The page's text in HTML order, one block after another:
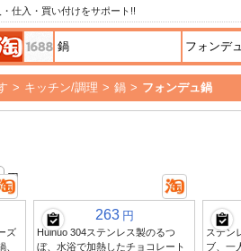
仕入・買い付けをサポート!!
> キッチン/調理 > 鍋 > フォンデュ鍋
円
ズ
263 円
Huinuo 304ステンレス製のるつ
ぼ、水浴で加熱したチョコレート
ステン
ブ、一